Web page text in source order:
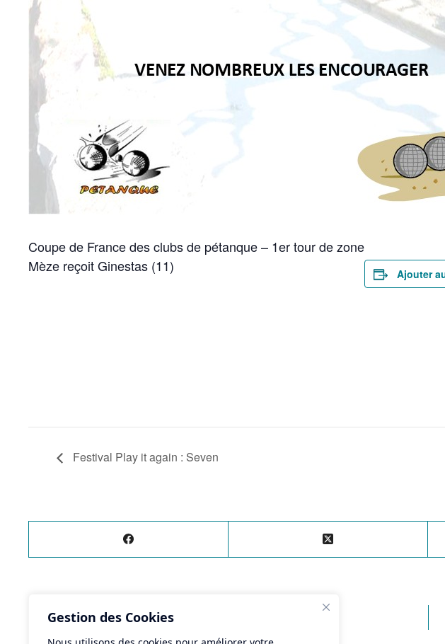
Gestion des Cookies
Coupe de France des clubs de pétanque – 1er tour de zone
Mèze reçoit Ginestas (11)
Ajouter
Festival Play it again : Seven
ÉVÈNEMENT PRÉCÉDENT